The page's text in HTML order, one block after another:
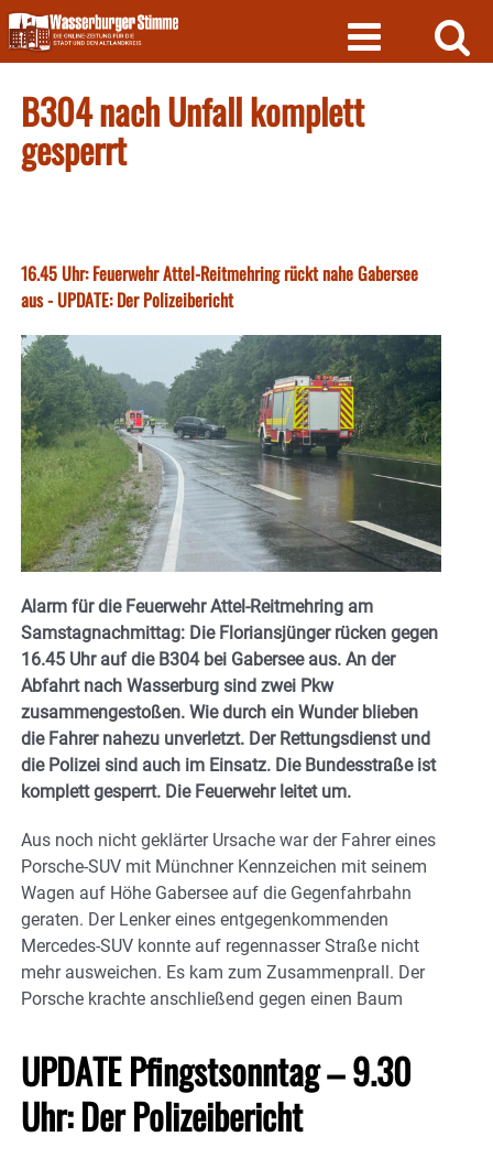
Skip
to
content
B304 nach Unfall komplett
gesperrt
16.45 Uhr: Feuerwehr Attel-Reitmehring rückt nahe Gabersee
aus - UPDATE: Der Polizeibericht
Alarm für die Feuerwehr Attel-Reitmehring am
Samstagnachmittag: Die Floriansjünger rücken gegen
16.45 Uhr auf die B304 bei Gabersee aus. An der
Abfahrt nach Wasserburg sind zwei Pkw
zusammengestoßen. Wie durch ein Wunder blieben
die Fahrer nahezu unverletzt. Der Rettungsdienst und
die Polizei sind auch im Einsatz. Die Bundesstraße ist
komplett gesperrt. Die Feuerwehr leitet um.
Aus noch nicht geklärter Ursache war der Fahrer eines
Porsche-SUV mit Münchner Kennzeichen mit seinem
Wagen auf Höhe Gabersee auf die Gegenfahrbahn
geraten. Der Lenker eines entgegenkommenden
Mercedes-SUV konnte auf regennasser Straße nicht
mehr ausweichen. Es kam zum Zusammenprall. Der
Porsche krachte anschließend gegen einen Baum
UPDATE Pfingstsonntag – 9.30
Uhr: Der Polizeibericht